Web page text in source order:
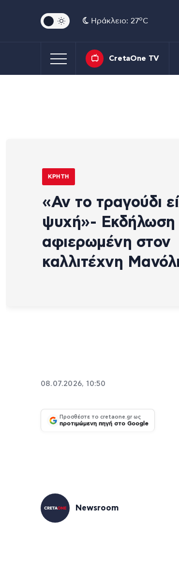
Ηράκλειο: 27oC
CretaOne TV
ΚΡΉΤΗ
«Αν το τραγούδι
ψυχή»- Εκδήλωση
αφιερωμένη στον
καλλιτέχνη
08.07.2026, 10:50
Προσθέστε το cretaone.gr ως
προτιμώμενη πηγή στο Google
Newsroom